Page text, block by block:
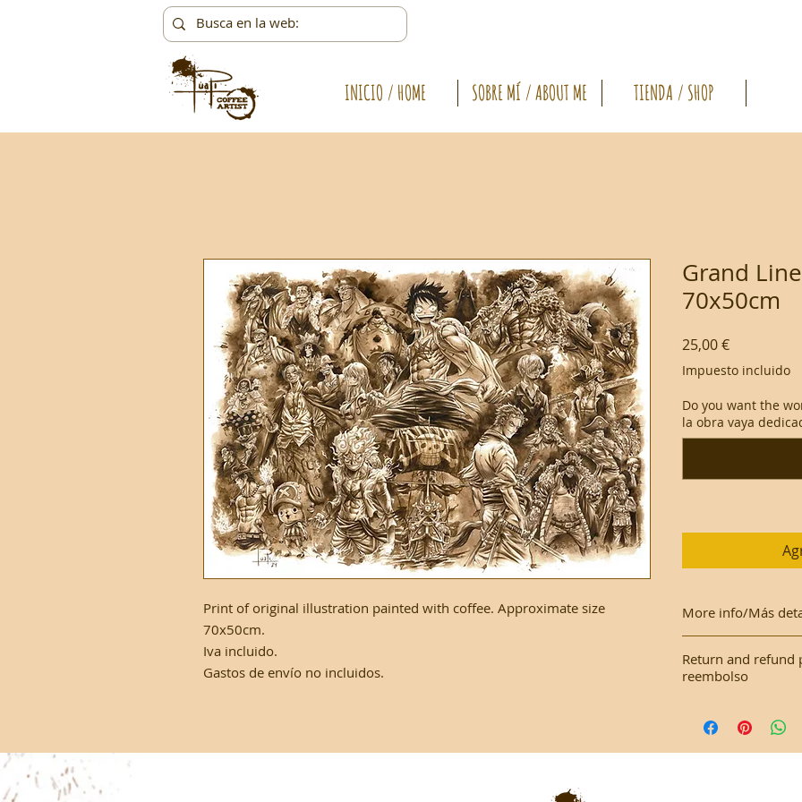
INICIO / HOME SOBRE MÍ / ABOUT ME TIENDA / SHOP
Print of original illustration painted with coffee. Approximate size
70x50cm.
Iva incluido.
Gastos de envío no incluidos.
Grand
70x50cm
25,00 €Precio
Impuesto incluido
Do you want the
la obra vaya
More info/Más
with a plastic
una funda de
Return and refund
reembolso